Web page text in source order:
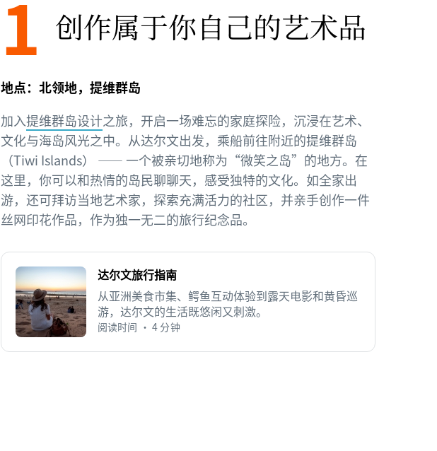
1 创作属于你自己的艺术品
地点：北领地，提维群岛
加入提维群岛设计之旅，开启一场难忘的家庭探险，沉浸在艺术、
文化与海岛风光之中。从达尔文出发，乘船前往附近的提维群岛
（Tiwi Islands） —— 一个被亲切地称为“微笑之岛”的地方。在
这里，你可以和热情的岛民聊聊天，感受独特的文化。如全家出
游，还可拜访当地艺术家，探索充满活力的社区，并亲手创作一件
丝网印花作品，作为独一无二的旅行纪念品。
达尔文旅行指南
从亚洲美食市集、鳄鱼互动体验到露天电影和黄昏巡
游，达尔文的生活既悠闲又刺激。
阅读时间 • 4 分钟